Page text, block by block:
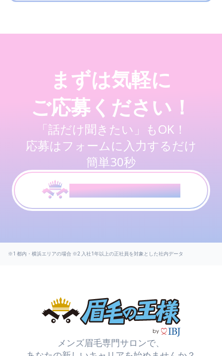
まずは気軽に
ご応募ください！
「話だけ聞きたい」もOK！
応募はフォームに入力するだけ
簡単30秒
応募はこちらから
メンズ眉毛専門サロンで、